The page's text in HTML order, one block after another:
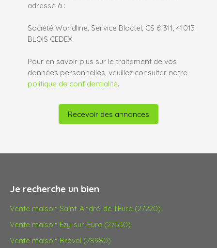
adressé à :
Société Worldline, Service Bloctel, CS 61311, 41013
BLOIS CEDEX.
Pour en savoir plus sur le traitement de vos
données personnelles, veuillez consulter notre
politique de confidentialité.
Recevoir des annonces
Je recherche un bien
Vente maison Saint-André-de-l'Eure (27220)
Vente maison Ézy-sur-Eure (27530)
Vente maison Bréval (78980)